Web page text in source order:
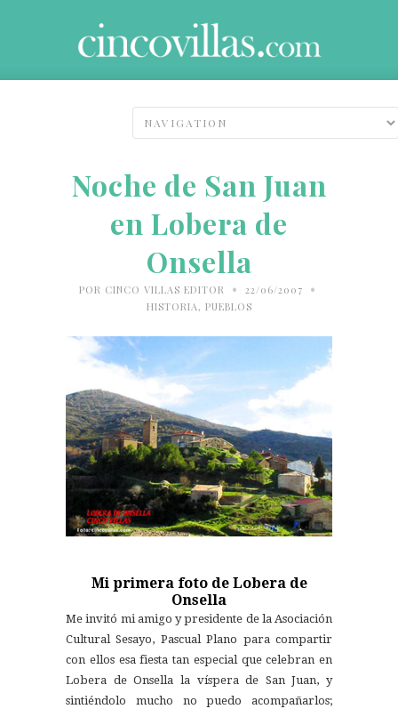
Noche de San Juan
en Lobera de
Onsella
POR CINCO VILLAS EDITOR • 22/06/2007 •
HISTORIA , PUEBLOS
Mi primera foto de Lobera de
Onsella
Me invitó mi amigo y presidente de la Asociación
Cultural Sesayo, Pascual Plano para compartir
con ellos esa fiesta tan especial que celebran en
Lobera de Onsella la víspera de San Juan, y
sintiéndolo mucho no puedo acompañarlos;